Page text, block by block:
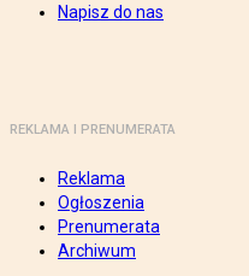
Napisz do nas
REKLAMA I PRENUMERATA
Reklama
Ogłoszenia
Prenumerata
Archiwum